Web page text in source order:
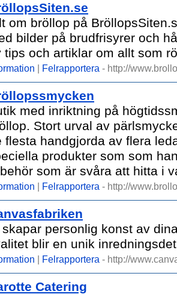
om bröllop på
bilder på brudfrisyrer och
tips och artiklar om allt som
| Felrapportera - http://
med inriktning på
Stort urval av
flesta handgjorda av flera
produkter som som
som är svåra att hitta i
| Felrapportera - http://
personlig konst av
blir en unik
| Felrapportera - http://
Catering